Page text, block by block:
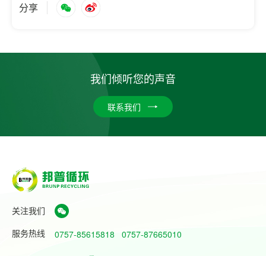
分享
我们倾听您的声音
联系我们
关注我们
服务热线
0757-85615818 0757-87665010